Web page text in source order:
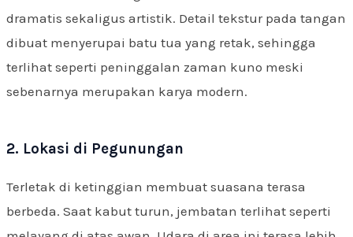
dramatis sekaligus artistik. Detail tekstur pada tangan
dibuat menyerupai batu tua yang retak, sehingga
terlihat seperti peninggalan zaman kuno meski
sebenarnya merupakan karya modern.
2. Lokasi di Pegunungan
Terletak di ketinggian membuat suasana terasa
berbeda. Saat kabut turun, jembatan terlihat seperti